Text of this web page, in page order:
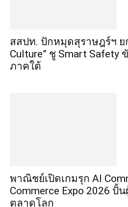
สสปท. ปักหมุดสุราษฎร์ฯ ย
Culture” ชู Smart Safety
ภาคใต้
พาณิชย์เปิดเกมรุก AI
Commerce Expo 2026 ปั้
ตลาดโลก